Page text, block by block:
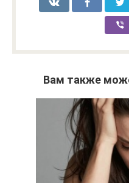
Вам также